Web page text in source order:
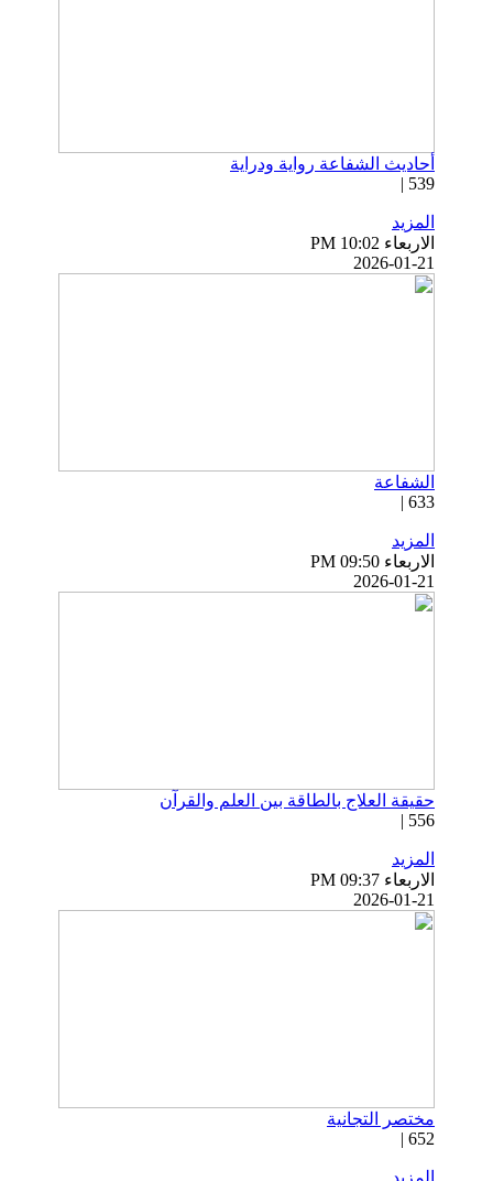
أحاديث الشفاعة رواية ودراية
539 |
المزيد
الاربعاء PM 10:02
2026-01-21
الشفاعة
633 |
المزيد
الاربعاء PM 09:50
2026-01-21
حقيقة العلاج بالطاقة بين العلم والقرآن
556 |
المزيد
الاربعاء PM 09:37
2026-01-21
مختصر التجانية
652 |
المزيد